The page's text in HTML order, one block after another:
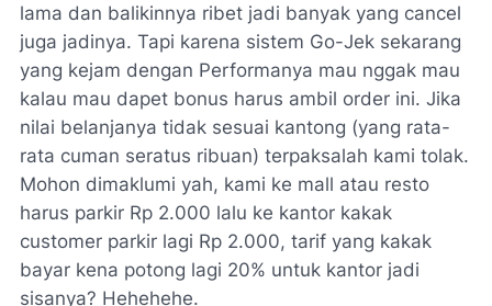
lama dan balikinnya ribet jadi banyak yang cancel
juga jadinya. Tapi karena sistem Go-Jek sekarang
yang kejam dengan Performanya mau nggak mau
kalau mau dapet bonus harus ambil order ini. Jika
nilai belanjanya tidak sesuai kantong (yang rata-
rata cuman seratus ribuan) terpaksalah kami tolak.
Mohon dimaklumi yah, kami ke mall atau resto
harus parkir Rp 2.000 lalu ke kantor kakak
customer parkir lagi Rp 2.000, tarif yang kakak
bayar kena potong lagi 20% untuk kantor jadi
sisanya? Hehehehe.